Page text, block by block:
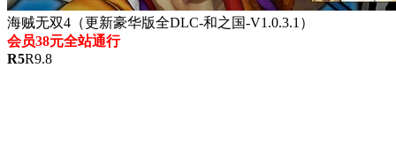
海贼无双4（更新豪华版全DLC-和之国-V1.0.3.1）
会员38元全站通行
R5R9.8